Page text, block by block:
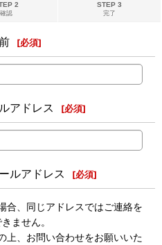
2
確認
STEP 3
完了
[必須]
アドレス [必須]
ルアドレス [必須]
合、同じアドレスではご連絡を
ません。
上、お問い合わせをお願いいた